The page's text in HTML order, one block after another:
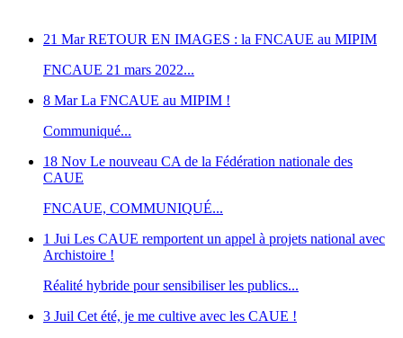
21 Mar RETOUR EN IMAGES : la FNCAUE au MIPIM
FNCAUE 21 mars 2022...
8 Mar La FNCAUE au MIPIM !
Communiqué...
18 Nov Le nouveau CA de la Fédération nationale des
CAUE
FNCAUE, COMMUNIQUÉ...
1 Jui Les CAUE remportent un appel à projets national avec
Archistoire !
Réalité hybride pour sensibiliser les publics...
3 Juil Cet été, je me cultive avec les CAUE !